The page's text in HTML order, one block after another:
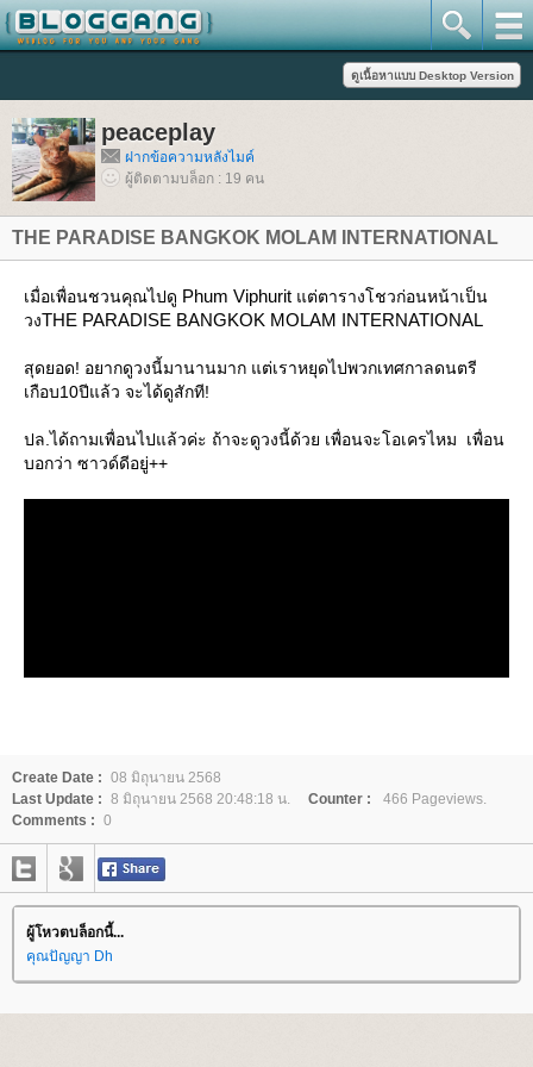
peaceplay
ฝากข้อความหลังไมค์
ผู้ติดตามบล็อก : 19 คน
THE PARADISE BANGKOK MOLAM INTERNATIONAL
เมื่อเพื่อนชวนคุณไปดู Phum Viphurit ต่ตารางโชวก่อนหน้าเป็น
วงTHE PARADISE BANGKOK MOLAM INTERNATIONAL
สุดยอด! อยากดูวงนี้มานานมาก แต่เราหยุดไปพวกเทศกาลดนตรี
เกือบ10ปีแล้ว จะได้ดูสักที!
ปล.ได้ถามเพื่อนไปแล้วค่ะ ถ้าจะดูวงนี้ด้วย เพื่อนจะโอเครไหม เพื่อน
บอกว่า ซาวด์ดีอยู่++
Create Date : 08 มิถุนายน 2568
Last Update : 8 มิถุนายน 2568 20:48:18 น. Counter :
466 Pageviews.
Comments : 0
ผู้โหวตบล็อกนี้...
คุณปัญญา Dh